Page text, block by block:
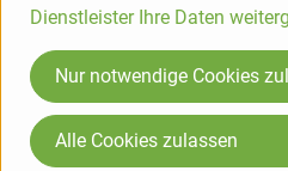
Dienstleister Ihre Daten
Nur notwendige Cookies
Alle Cookies zulassen